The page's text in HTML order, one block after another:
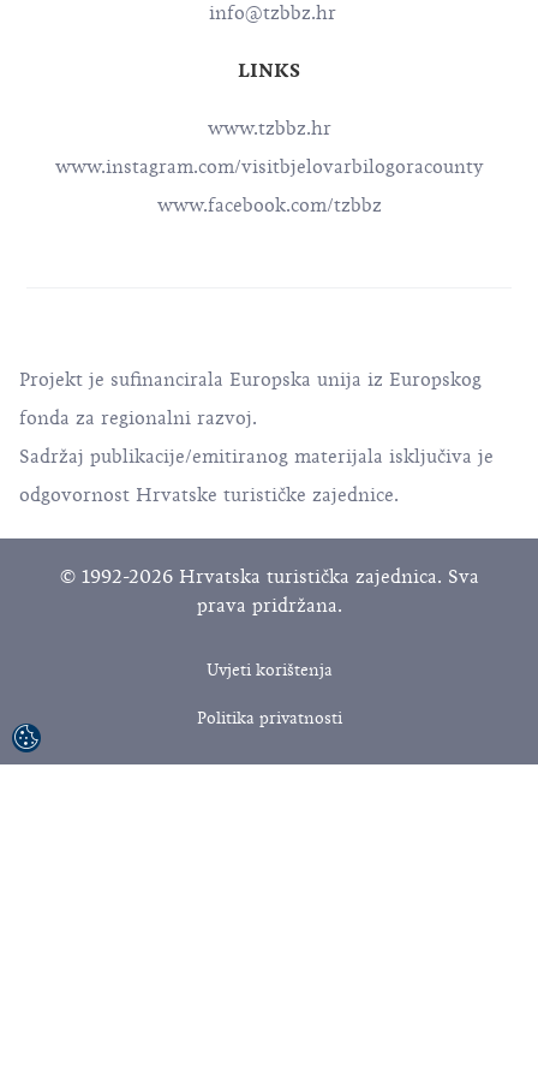
info@tzbbz.hr
LINKS
www.tzbbz.hr
www.instagram.com/visitbjelovarbilogoracounty
www.facebook.com/tzbbz
Projekt je sufinancirala Europska unija iz Europskog
fonda za regionalni razvoj.
Sadržaj publikacije/emitiranog materijala isključiva je
odgovornost Hrvatske turističke zajednice.
© 1992-2026 Hrvatska turistička zajednica. Sva
prava pridržana.
Uvjeti korištenja
Politika privatnosti